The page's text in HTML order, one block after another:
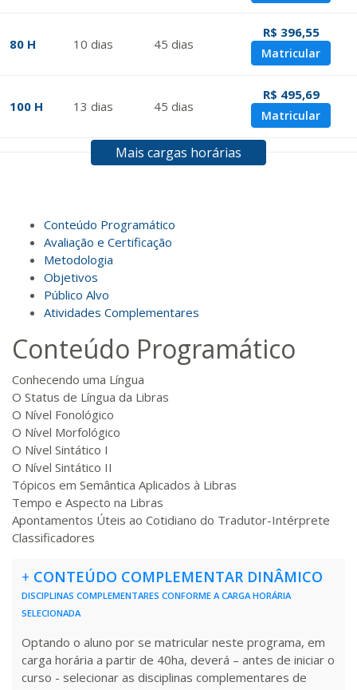
80 H 10 dias 45 dias
R$ 396,55
Matricular
100 H 13 dias 45 dias
R$ 495,69
Matricular
dias 60dias
140 H 18dias 60dias
160 H 20dias
180 H 23dias 90dias
R$ 892,23
200 H 25dias
220 H 28dias 90dias
240 H 30dias
R$ 1.189,66
R$ 1.288,78
280 H 35dias 120dias
R$ 1.387,93
Matricular
Mais cargas horárias
Conteúdo Programático
Avaliação e Certificação
Metodologia
Objetivos
Público Alvo
Atividades Complementares
Conteúdo Programático
Conhecendo uma Língua
O Status de Língua da Libras
O Nível Fonológico
O Nível Morfológico
O Nível Sintático I
O Nível Sintático II
Tópicos em Semântica Aplicados à Libras
Tempo e Aspecto na Libras
Apontamentos Úteis ao Cotidiano do Tradutor-Intérprete
Classificadores
+ CONTEÚDO COMPLEMENTAR DINÂMICO
DISCIPLINAS COMPLEMENTARES CONFORME A CARGA HORÁRIA
SELECIONADA
Optando o aluno por se matricular neste programa, em
carga horária a partir de 40ha, deverá – antes de iniciar o
curso - selecionar as disciplinas complementares de